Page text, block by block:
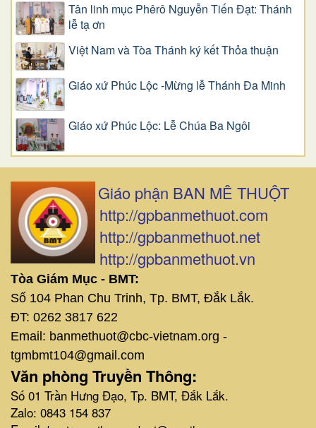
Tân linh mục Phêrô Nguyễn Tiến Đạt: Thánh
lễ tạ ơn
Việt Nam và Tòa Thánh ký kết Thỏa thuận
Giáo xứ Phúc Lộc -Mừng lễ Thánh Đa Minh
Giáo xứ Phúc Lộc: Lễ Chúa Ba Ngôi
Giáo phận BAN MÊ THUỘT
http://gpbanmethuot.com
http://gpbanmethuot.net
http://gpbanmethuot.vn
Tòa Giám Mục - BMT:
Số 104 Phan Chu Trinh, Tp. BMT, Đắk Lắk.
ĐT: 0262 3817 622
Email: banmethuot@cbc-vietnam.org -
tgmbmt104@gmail.com
Văn phòng Truyền Thông:
Số 01 Trần Hưng Đạo, Tp. BMT, Đắk Lắk.
Zalo: 0843 154 837